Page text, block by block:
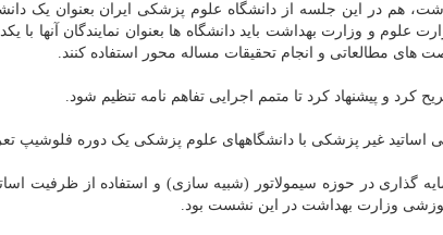
هم در این جلسه از دانشگاه علوم پزشکی ایران بعنوان یک
علوم و وزارت بهداشت باید دانشگاه ها بعنوان نمایندگان آنها با
های مطالعاتی و انجام تحقیقات مساله محور استفاده کنند.
و پیشنهاد کرد تا متمم اجرایی تفاهم نامه تنظیم شود.
اساتید غیر پزشکی با دانشگاههای علوم پزشکی یک دوره فلوشیپ
گذاری در حوزه سیمولاتور (شبیه سازی) و استفاده از ظرفیت
وزارت بهداشت در این نشست بود.